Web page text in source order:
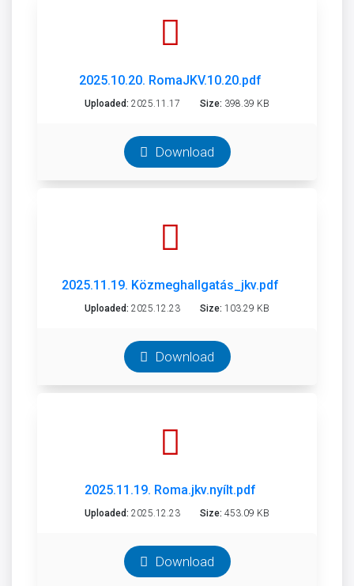
2025.10.20. RomaJKV.10.20.pdf
Uploaded: 2025.11.17 Size: 398.39 KB
Download
2025.11.19. Közmeghallgatás_jkv.pdf
Uploaded: 2025.12.23 Size: 103.29 KB
Download
2025.11.19. Roma.jkv.nyílt.pdf
Uploaded: 2025.12.23 Size: 453.09 KB
Download